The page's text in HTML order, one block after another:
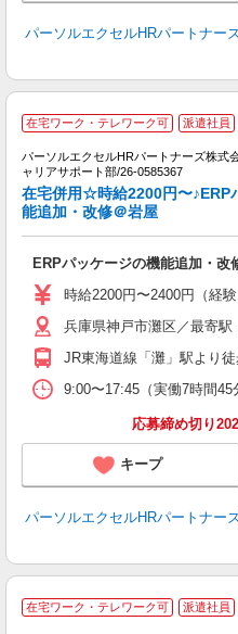
パーソルエクセルHRパートナ
在宅ワーク・テレワーク可 派遣社員
パーソルエクセルHRパートナーズ株
ャリアサポート部/26-0585367
在宅併用☆時給2200円〜♪ERP
能追加・改修＠岩屋
ERPパッケージの機能追加・改
時給2200円〜2400円（経験
兵庫県神戸市灘区／最寄
JR東海道線「灘」駅より
9:00〜17:45（実働7時間
応募締め切り
キープ
パーソルエクセルHRパートナ
在宅ワーク・テレワーク可 派遣社員